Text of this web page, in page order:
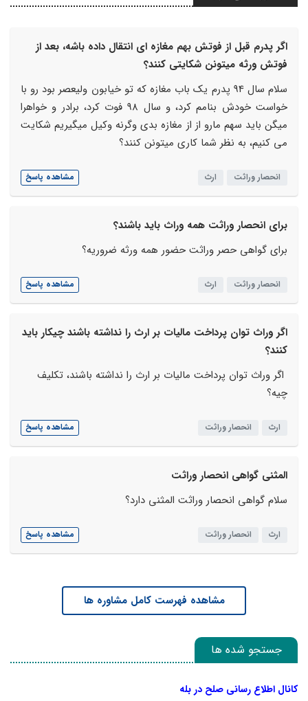
اگر پدرم قبل از فوتش بهم مغازه ای انتقال داده باشه، بعد از
فوتش ورثه میتونن شکایتی کنند؟
سلام سال 94 پدرم یک باب مغازه که تو خیابون ولیعصر بود رو با
خواست خودش بنامم کرد، و سال 98 فوت کرد، برادر و خواهرا
میگن باید سهم مارو از از مغازه بدی وگرنه وکیل میگیریم شکایت
می کنیم، به نظر شما کاری میتونن کنند؟
انحصار وراثت ارث مشاهده پاسخ
برای انحصار وراثت همه وراث باید باشند؟
برای گواهی حصر وراثت حضور همه ورثه ضروریه؟
انحصار وراثت ارث مشاهده پاسخ
اگر وراث توان پرداخت مالیات بر ارث را نداشته باشند چیکار باید
کنند؟
اگر وراث توان پرداخت مالیات بر ارث را نداشته باشند، تکلیف
چیه؟
ارث انحصار وراثت مشاهده پاسخ
المثنی گواهی انحصار وراثت
سلام گواهی انحصار وراثت المثنی دارد؟
ارث انحصار وراثت مشاهده پاسخ
مشاهده فهرست کامل مشاوره ها
جستجو شده ها
کانال اطلاع رسانی صلح در بله